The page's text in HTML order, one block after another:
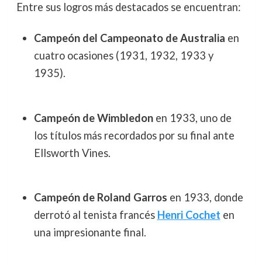
Entre sus logros más destacados se encuentran:
Campeón del Campeonato de Australia en
cuatro ocasiones (1931, 1932, 1933 y
1935).
Campeón de Wimbledonen 1933, uno de
los títulos más recordados por su final ante
Ellsworth Vines.
Campeón de Roland Garros en 1933, donde
derrotó al tenista francés Henri Cochet en
una impresionante final.